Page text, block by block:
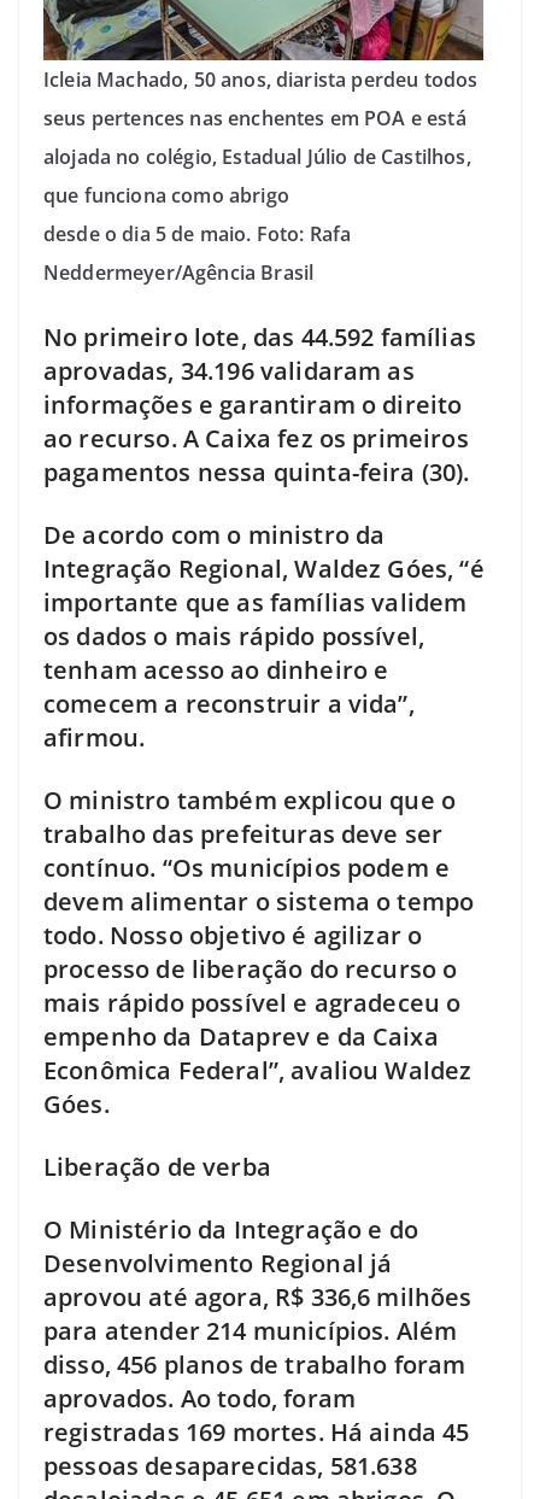
Icleia Machado, 50 anos, diarista perdeu todos
seus pertences nas enchentes em POA e está
alojada no colégio, Estadual Júlio de Castilhos,
que funciona como abrigo
desde o dia 5 de maio. Foto: Rafa
Neddermeyer/Agência Brasil
No primeiro lote, das 44.592 famílias
aprovadas, 34.196 validaram as
informações e garantiram o direito
ao recurso. A Caixa fez os primeiros
pagamentos nessa quinta-feira (30).
De acordo com o ministro da
Integração Regional, Waldez Góes, “é
importante que as famílias validem
os dados o mais rápido possível,
tenham acesso ao dinheiro e
comecem a reconstruir a vida”,
afirmou.
O ministro também explicou que o
trabalho das prefeituras deve ser
contínuo. “Os municípios podem e
devem alimentar o sistema o tempo
todo. Nosso objetivo é agilizar o
processo de liberação do recurso o
mais rápido possível e agradeceu o
empenho da Dataprev e da Caixa
Econômica Federal”, avaliou Waldez
Góes.
Liberação de verba
O Ministério da Integração e do
Desenvolvimento Regional já
aprovou até agora, R$ 336,6 milhões
para atender 214 municípios. Além
disso, 456 planos de trabalho foram
aprovados. Ao todo, foram
registradas 169 mortes. Há ainda 45
pessoas desaparecidas, 581.638